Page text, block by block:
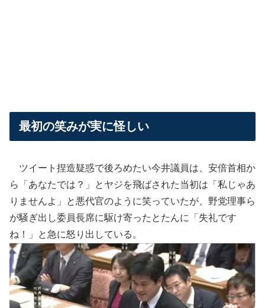
最初の笑みが実に怪しい
ツイート捏造疑惑で後ろめたい今井議員は、安倍首相か
ら「あなたでは？」とヤジを飛ばされた当初は「私じゃあ
りませんよ」と悪代官のように笑っていたが、野党理事ら
が騒ぎ出し委員長席に駆け寄ったとたんに「失礼です
ね！」と急に怒り出している。